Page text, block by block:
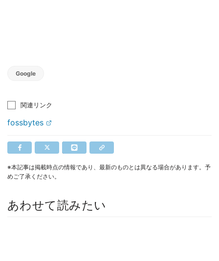
Google
関連リンク
fossbytes
※本記事は掲載時点の情報であり、最新のものとは異なる場合があります。予
めご了承ください。
あわせて読みたい